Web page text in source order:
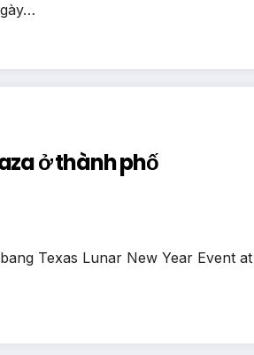
phố
Texas Lunar New Year Event at